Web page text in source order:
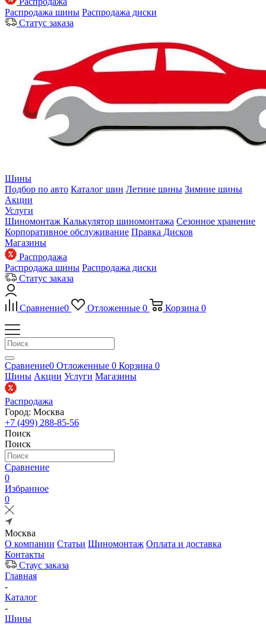
Распродажа шины Распродажа диски
Статус заказа
Шины
Подбор по авто Каталог шин Летние шины Зимние шины
Акции
Услуги
Шиномонтаж Калькулятор шиномонтажа Сезонное хранение
Корпоративное обслуживание Правка Дисков
Магазины
Распродажа
Распродажа шины Распродажа диски
Статус заказа
Сравнение0 Отложенные 0 Корзина 0
Сравнение0 Отложенные 0 Корзина 0
Шины Акции Услуги Магазины
Распродажа
Город: Москва
+7 (499) 288-85-56
Поиск
Поиск
Сравнение
0
Избранное
0
Москва
О компании Статьи Шиномонтаж Оплата и доставка
Контакты
Стаус заказа
Главная
-
Каталог
-
Шины